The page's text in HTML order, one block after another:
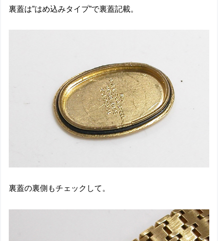
裏蓋は”はめ込みタイプ”で裏蓋記載。
裏蓋の裏側もチェックして。